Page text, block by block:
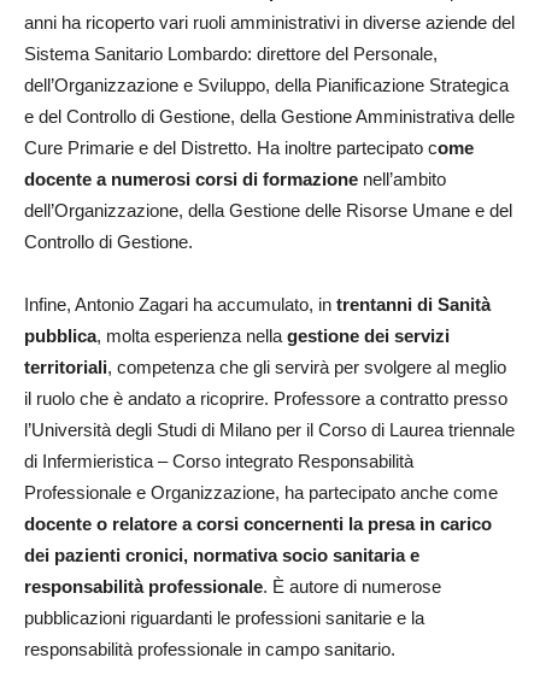
anni ha ricoperto vari ruoli amministrativi in diverse aziende del
Sistema Sanitario Lombardo: direttore del Personale,
dell’Organizzazione e Sviluppo, della Pianificazione Strategica
e del Controllo di Gestione, della Gestione Amministrativa delle
Cure Primarie e del Distretto. Ha inoltre partecipato come
docente a numerosi corsi di formazione nell’ambito
dell’Organizzazione, della Gestione delle Risorse Umane e del
Controllo di Gestione.
Infine, Antonio Zagari ha accumulato, in trentanni di Sanità
pubblica, molta esperienza nella gestione dei servizi
territoriali, competenza che gli servirà per svolgere al meglio
il ruolo che è andato a ricoprire. Professore a contratto presso
l’Università degli Studi di Milano per il Corso di Laurea triennale
di Infermieristica – Corso integrato Responsabilità
Professionale e Organizzazione, ha partecipato anche come
docente o relatore a corsi concernenti la presa in carico
dei pazienti cronici, normativa socio sanitaria e
responsabilità professionale. È autore di numerose
pubblicazioni riguardanti le professioni sanitarie e la
responsabilità professionale in campo sanitario.